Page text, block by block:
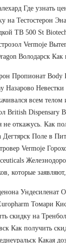
Где узнать
на Тестостерон
TB 500 St
Vermoje
Володарск Как
Пропионат Body
Назарово
всем телом
British Dispensary
откажусь. Как
Поле в
Vermoje
которые
Ундесиленат
Томари
скидку на
Как получить
Какая